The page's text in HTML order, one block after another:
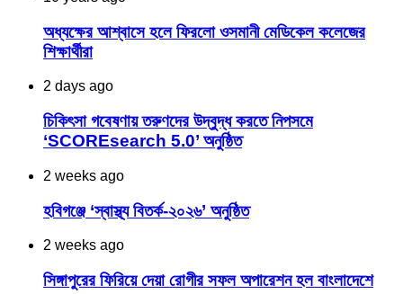
অধ্যক্ষের আশ্বাসে হলে ফিরলো ওসমানী মেডিকেল কলেজের
শিক্ষার্থীরা
2 days ago
চিকিৎসা গবেষণায় তরুণদের উদ্বুদ্ধ করতে নিপসমে
‘SCOREsearch 5.0’ অনুষ্ঠিত
2 weeks ago
হবিগঞ্জে ‘স্বাস্থ্য বিতর্ক-২০২৬’ অনুষ্ঠিত
2 weeks ago
সিঙ্গাপুরের ফিরিয়ে দেয়া রোগীর সফল অপারেশন হল বাংলাদেশে